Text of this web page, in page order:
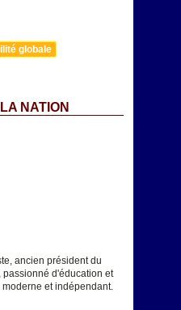
globale
NATION
ancien président du
passionné d'éducation et
moderne et indépendant.